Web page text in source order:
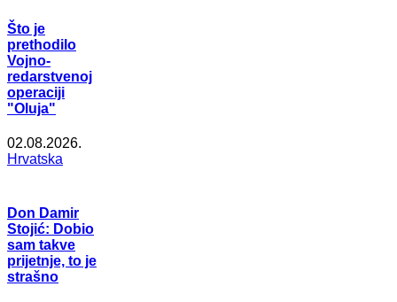
Što je
prethodilo
Vojno-
redarstvenoj
operaciji
"Oluja"
02.08.2026.
Hrvatska
Don Damir
Stojić: Dobio
sam takve
prijetnje, to je
strašno